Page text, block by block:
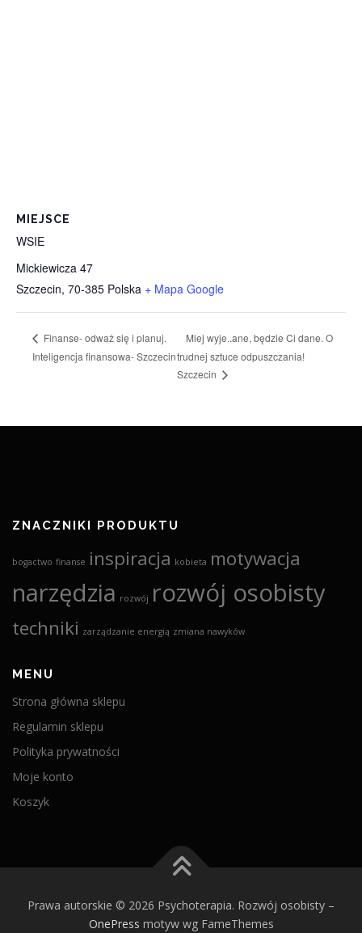
MIEJSCE
WSIE
Mickiewicza 47
Szczecin, 70-385 Polska + Mapa Google
Finanse- odważ się i planuj.
Inteligencja finansowa- Szczecin
Miej wyje..ane, będzie Ci dane. O
trudnej sztuce odpuszczania!
Szczecin
ZNACZNIKI PRODUKTU
bogactwo finanse inspiracja kobieta motywacja
narzędzia rozwój rozwój osobisty
techniki zarządzanie energią zmiana nawyków
MENU
Strona główna sklepu
Regulamin sklepu
Polityka prywatności
Moje konto
Koszyk
Prawa autorskie © 2026 Psychoterapia. Rozwój osobisty –
OnePress motyw wg FameThemes